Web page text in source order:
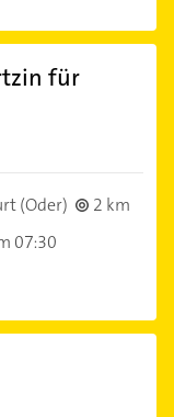
für
(Oder)
2 km
07:30